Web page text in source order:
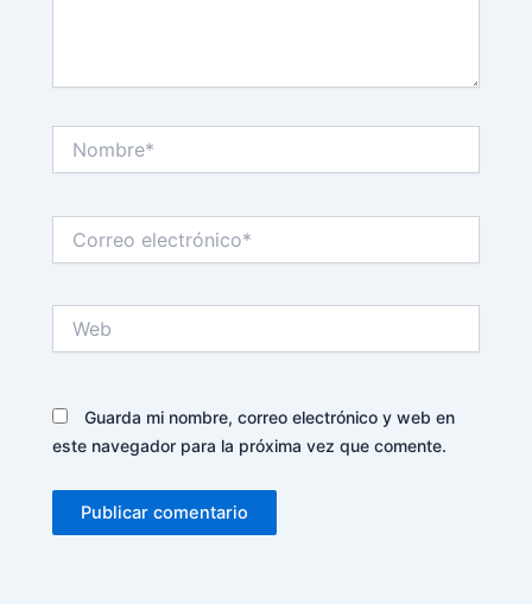
electrónico*
Guarda mi nombre, correo electrónico y web en
este navegador para la próxima vez que comente.